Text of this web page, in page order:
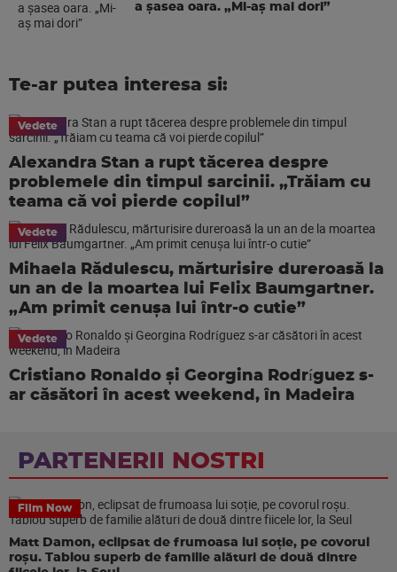
a şasea oara. „Mi-aș mai dori”
Te-ar putea interesa si:
Vedete
Alexandra Stan a rupt tăcerea despre
problemele din timpul sarcinii. „Trăiam cu
teama că voi pierde copilul”
Vedete
Mihaela Rădulescu, mărturisire dureroasă la
un an de la moartea lui Felix Baumgartner.
„Am primit cenușa lui într-o cutie”
Vedete
Cristiano Ronaldo și Georgina Rodríguez s-
ar căsători în acest weekend, în Madeira
PARTENERII NOSTRI
Film Now
Matt Damon, eclipsat de frumoasa lui soție, pe covorul
roșu. Tablou superb de familie alături de două dintre